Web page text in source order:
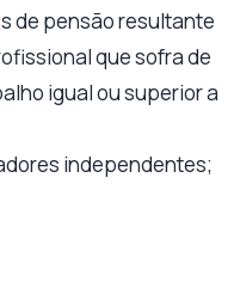
de pensão resultante
que sofra de
igual ou superior a
independentes;